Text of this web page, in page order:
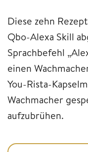
Diese zehn
Qbo-Alexa Skill
Sprachbefehl
einen
You-Rista-
Wachmacher
aufzubrühen.